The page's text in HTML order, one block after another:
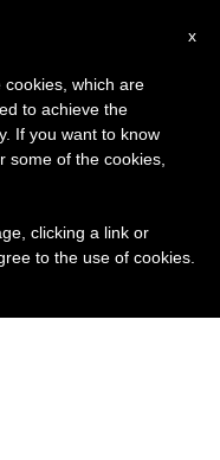
x
which are
to achieve the
If you want to know
some of the cookies,
clicking a link or
to the use of cookies.